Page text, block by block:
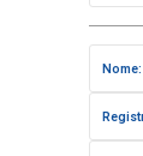
Nome: